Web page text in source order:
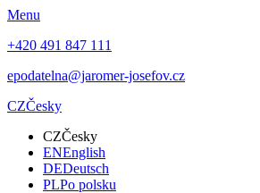
Menu
+420 491 847 111
epodatelna@jaromer-josefov.cz
CZČesky
CZČesky
ENEnglish
DEDeutsch
PLPo polsku